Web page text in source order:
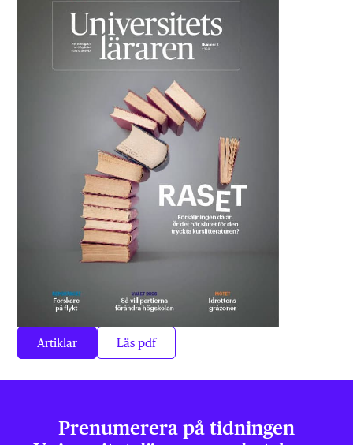
Artiklar Läs pdf
Prenumerera på tidningen